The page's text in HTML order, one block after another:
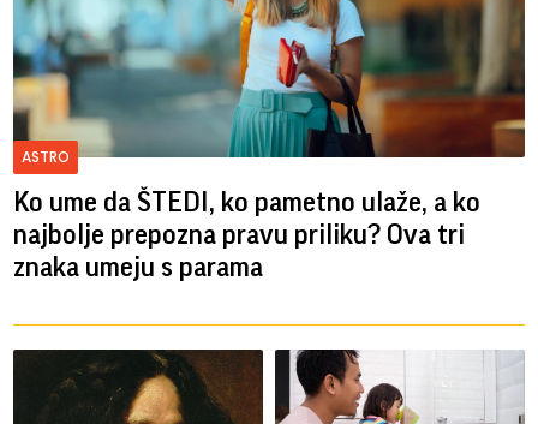
ASTRO
Ko ume da ŠTEDI, ko pametno ulaže, a ko
najbolje prepozna pravu priliku? Ova tri
znaka umeju s parama